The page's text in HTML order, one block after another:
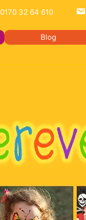
0170 32 64 610
Blog